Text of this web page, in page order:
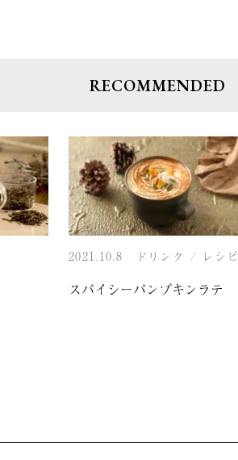
RECOMMENDED
2021.10.8 ドリンク / レシピ
スパイシーパンプキンラテ